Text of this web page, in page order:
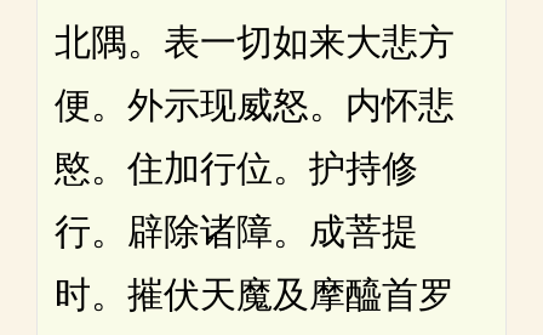
北隅。表一切如来大悲方
便。外示现威怒。内怀悲
愍。住加行位。护持修
行。辟除诸障。成菩提
时。摧伏天魔及摩醯首罗